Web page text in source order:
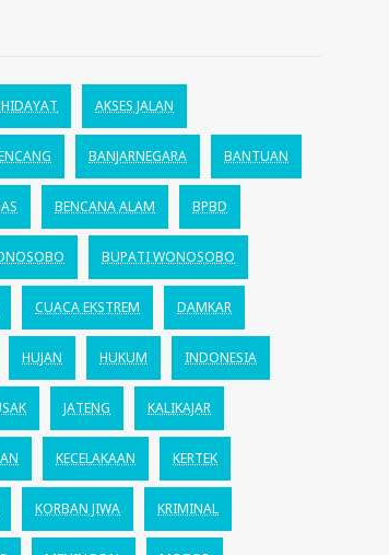
AKSES JALAN
BANJARNEGARA BANTUAN
BENCANA ALAM BPBD
BUPATI WONOSOBO
CUACA EKSTREM DAMKAR
HUJAN HUKUM INDONESIA
JATENG KALIKAJAR
KECELAKAAN KERTEK
KORBAN JIWA KRIMINAL